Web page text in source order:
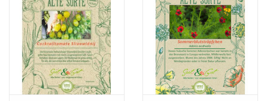
Verwendung:
Kurz mit Öl angebraten, über- oder auch nur gebacken. Auch
gefüllt ein wahrer Leckerbissen, der Kreativität sind kaum
Grenzen gesetzt. Nicht für den Rohverzehr geeignet.